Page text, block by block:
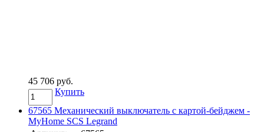
45 706 руб.
Купить
67565 Механический выключатель с картой-бейджем -
MyHome SCS Legrand